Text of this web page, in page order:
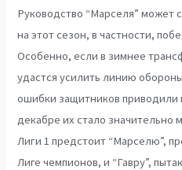
Руководство “Марселя” может
на этот сезон, в частности,
Особенно, если в зимнее
удастся усилить линию
ошибки защитников приводили
декабре их стало значительно
Лиги 1 предстоит “Марселю”,
Лиге чемпионов, и “Гавру”,